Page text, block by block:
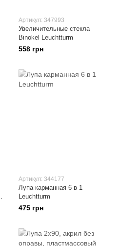
Артикул: 347993
Увеличительные стекла
Binokel Leuchtturm
558 грн
Артикул: 344177
Лупа карманная 6 в 1
Leuchtturm
475 грн